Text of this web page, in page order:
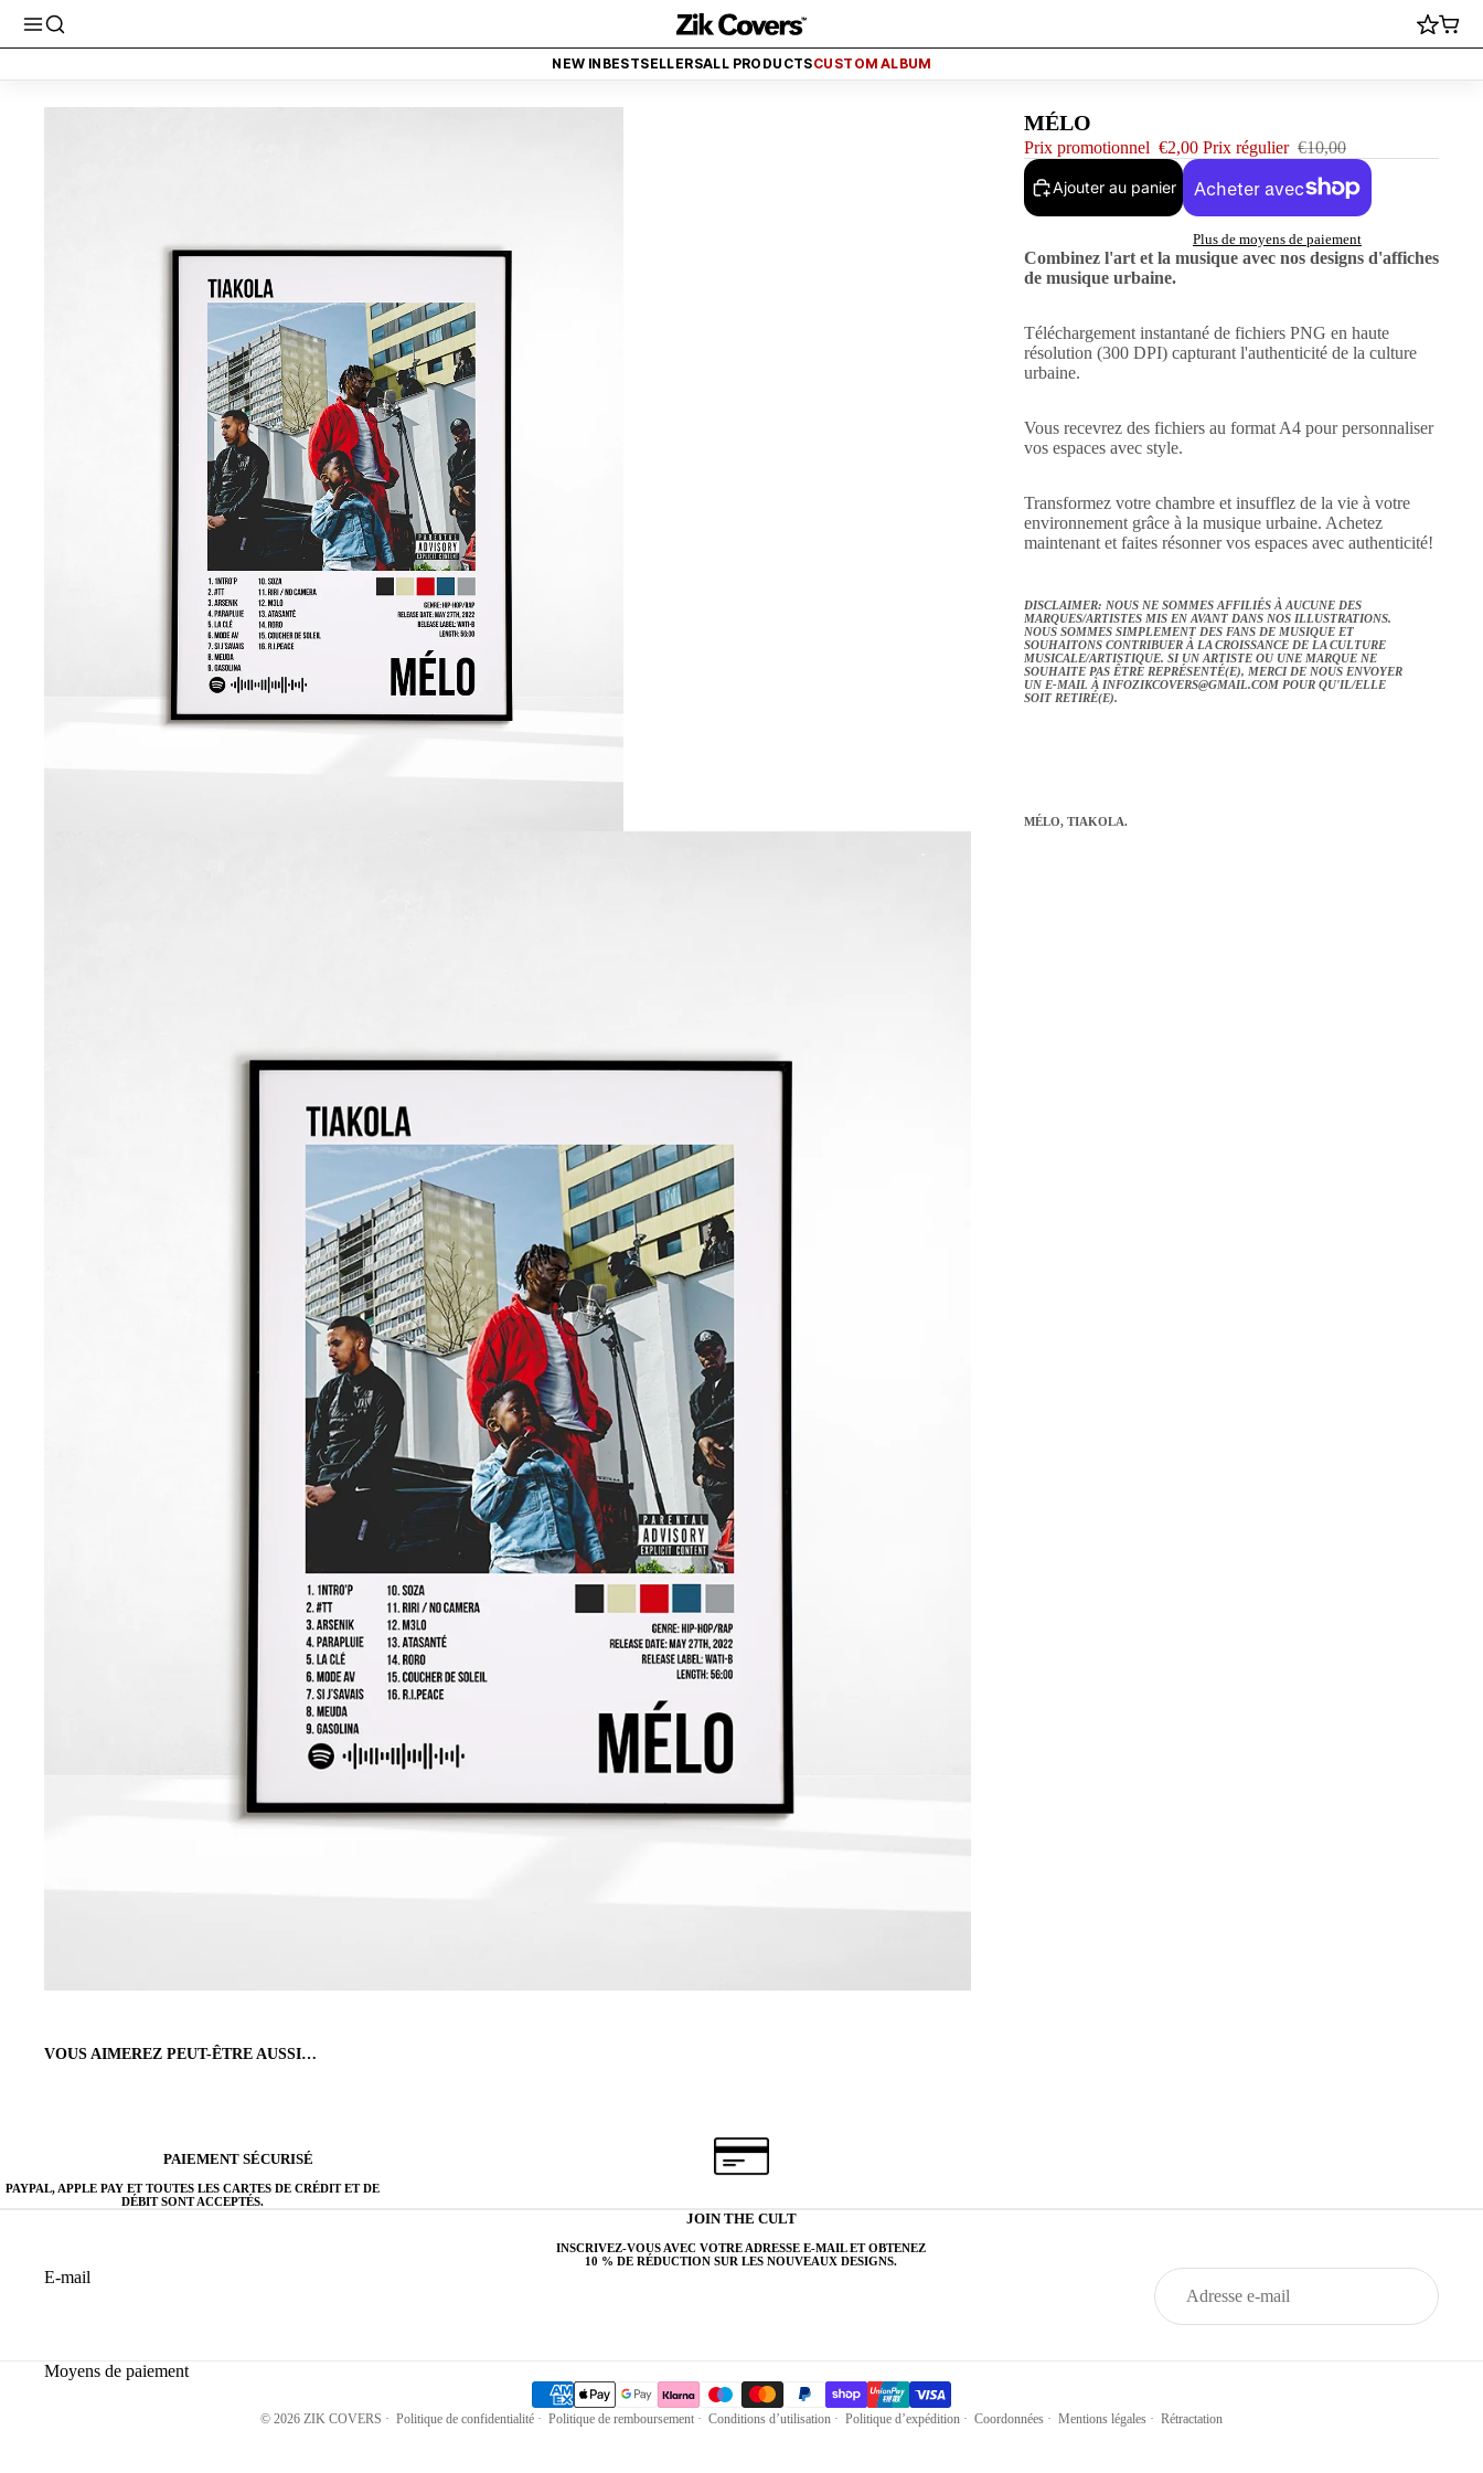
(FINI AUJOURD'HUI) PROMO - TOUT À 2€ (FINI AUJOURD'HUI) PROMO - TOUT À 2€ (FINI AUJOURD'HUI)
NEW IN BESTSELLERSALL PRODUCTSCUSTOM ALBUM
MÉLO
Prix promotionnel €2,00 Prix régulier €10,00
Ajouter au panier
Plus de moyens de paiement
Combinez l'art et la musique avec nos designs d'affiches
de musique urbaine.
Téléchargement instantané de fichiers PNG en haute
résolution (300 DPI) capturant l'authenticité de la culture
urbaine.
Vous recevrez des fichiers au format A4 pour personnaliser
vos espaces avec style.
Transformez votre chambre et insufflez de la vie à votre
environnement grâce à la musique urbaine. Achetez
maintenant et faites résonner vos espaces avec authenticité!
DISCLAIMER: NOUS NE SOMMES AFFILIÉS À AUCUNE DES
MARQUES/ARTISTES MIS EN AVANT DANS NOS ILLUSTRATIONS.
NOUS SOMMES SIMPLEMENT DES FANS DE MUSIQUE ET
SOUHAITONS CONTRIBUER À LA CROISSANCE DE LA CULTURE
MUSICALE/ARTISTIQUE. SI UN ARTISTE OU UNE MARQUE NE
SOUHAITE PAS ÊTRE REPRÉSENTÉ(E), MERCI DE NOUS ENVOYER
UN E-MAIL À INFOZIKCOVERS@GMAIL.COM POUR QU'IL/ELLE
SOIT RETIRÉ(E).
MÉLO, TIAKOLA.
VOUS AIMEREZ PEUT-ÊTRE AUSSI…
PAIEMENT SÉCURISÉ
PAYPAL, APPLE PAY ET TOUTES LES CARTES DE CRÉDIT ET DE
DÉBIT SONT ACCEPTÉS.
JOIN THE CULT
INSCRIVEZ-VOUS AVEC VOTRE ADRESSE E-MAIL ET OBTENEZ
10 % DE RÉDUCTION SUR LES NOUVEAUX DESIGNS.
E-mail
Moyens de paiement
© 2026 ZIK COVERS · Politique de confidentialité · Politique de remboursement · Conditions d’utilisation · Politique d’expédition · Coordonnées · Mentions légales · Rétractation